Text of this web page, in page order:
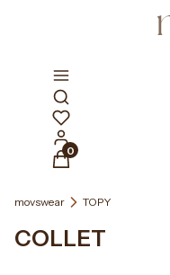
Otwórz
Produkty w
movswear TOPY
COLLET